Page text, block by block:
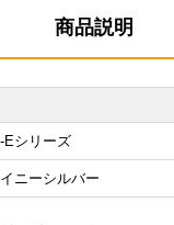
商品説明
Eシリーズ
ニーシルバー